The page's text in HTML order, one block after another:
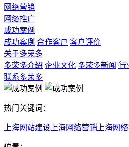
网络营销
网络推广
成功案例
成功案例 合作客户 客户评价
关于多荣多
多荣多介绍 企业文化 多荣多新闻 行
联系多荣多
热门关键词：
上海网站建设 上海网络营销 上海网